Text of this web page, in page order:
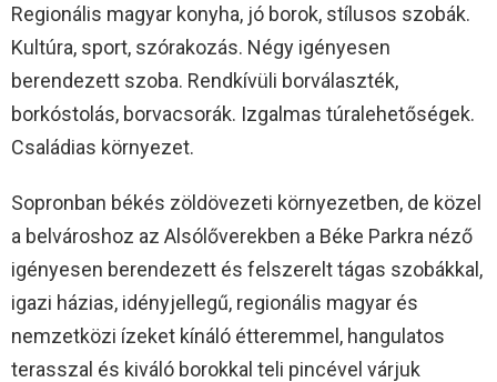
Regionális magyar konyha, jó borok, stílusos szobák.
Kultúra, sport, szórakozás. Négy igényesen
berendezett szoba. Rendkívüli borválaszték,
borkóstolás, borvacsorák. Izgalmas túralehetőségek.
Családias környezet.
Sopronban békés zöldövezeti környezetben, de közel
a belvároshoz az Alsólőverekben a Béke Parkra néző
igényesen berendezett és felszerelt tágas szobákkal,
igazi házias, idényjellegű, regionális magyar és
nemzetközi ízeket kínáló étteremmel, hangulatos
terasszal és kiváló borokkal teli pincével várjuk